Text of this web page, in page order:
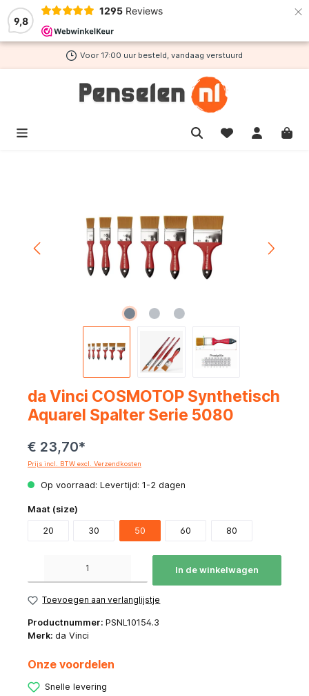
9,8
1295 Reviews ×
hoofdinhoud
Voor 17:00 uur besteld, vandaag verstuurd
da Vinci COSMOTOP Synthetisch
Aquarel Spalter Serie 5080
€ 23,70*
Prijs incl. BTW excl. Verzendkosten
Op voorraad: Levertijd: 1-2 dagen
Maat (size)
20 30 50 60 80
In de winkelwagen
Toevoegen aan verlanglijstje
Productnummer: PSNL10154.3
Merk: da Vinci
Onze voordelen
Snelle levering